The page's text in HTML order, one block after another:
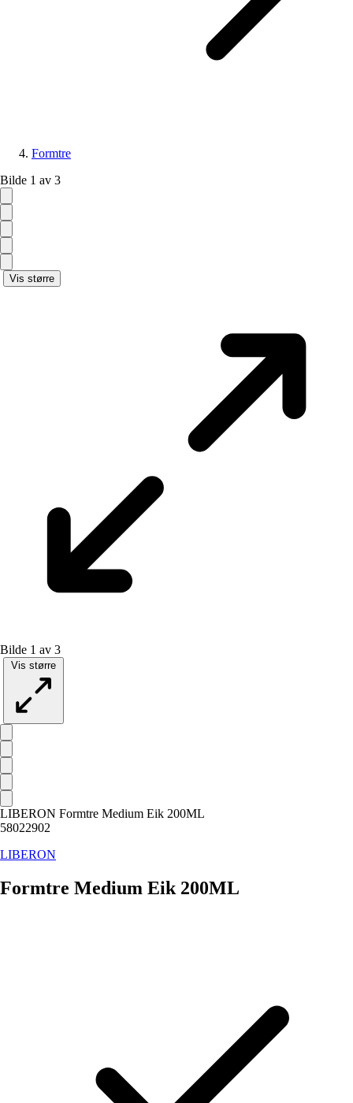
Formtre
Bilde 1 av 3
Vis større
Bilde 1 av 3
Vis større
LIBERON Formtre Medium Eik 200ML
58022902
LIBERON
Formtre Medium Eik 200ML